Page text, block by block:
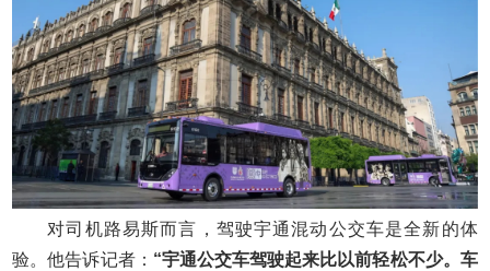
对司机路易斯而言，驾驶宇通混动公交车是全新的体
验。他告诉记者： “宇通公交车驾驶起来比以前轻松不少。车